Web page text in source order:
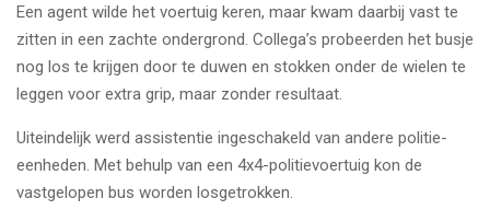
Een agent wilde het voertuig keren, maar kwam daarbij vast te
zitten in een zachte ondergrond. Collega’s probeerden het busje
nog los te krijgen door te duwen en stokken onder de wielen te
leggen voor extra grip, maar zonder resultaat.
Uiteindelijk werd assistentie ingeschakeld van andere politie-
eenheden. Met behulp van een 4x4-politievoertuig kon de
vastgelopen bus worden losgetrokken.